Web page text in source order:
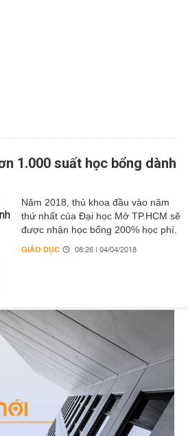
1.000 suất học bổng dành
Năm 2018, thủ khoa đầu vào năm
thứ nhất của Đại học Mở TP.HCM sẽ
được nhận học bổng 200% học phí.
GIÁO DỤC 08:26 | 04/04/2018